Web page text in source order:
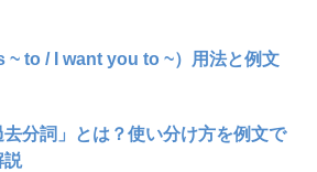
~ to / I want you to ~）用法と例文
去分詞」とは？使い分け方を例文で
説